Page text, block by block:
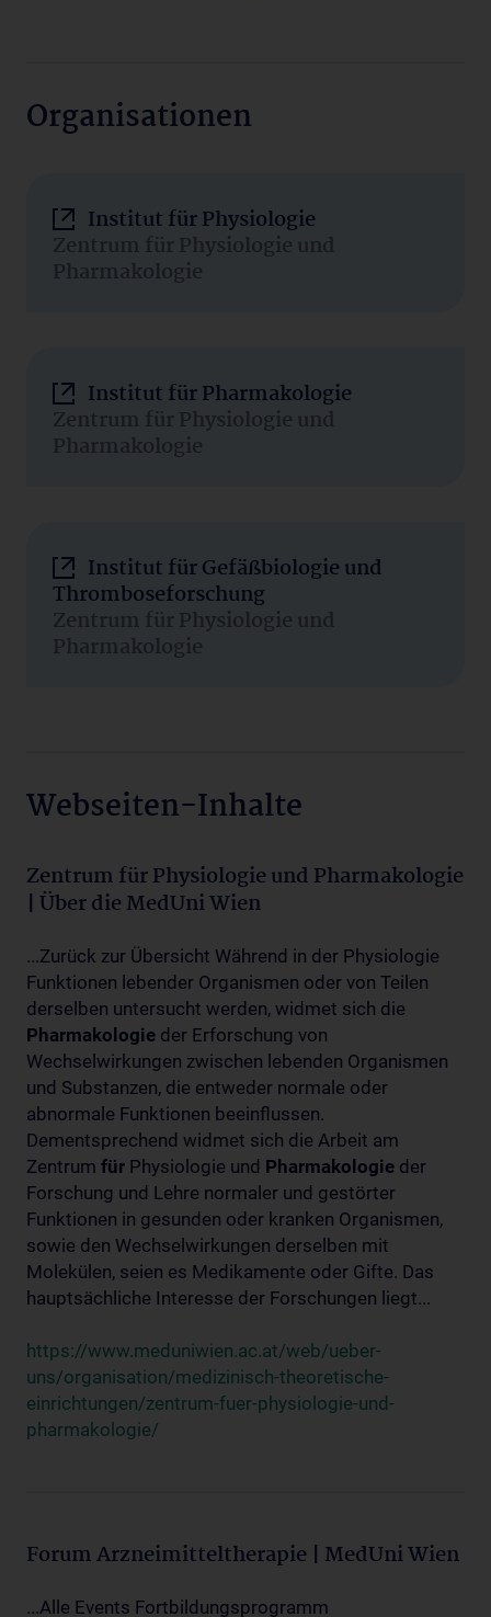
Organisationen
Institut für Physiologie
Zentrum für Physiologie und
Pharmakologie
Institut für Pharmakologie
Zentrum für Physiologie und
Pharmakologie
Institut für Gefäßbiologie und
Thromboseforschung
Zentrum für Physiologie und
Pharmakologie
Webseiten-Inhalte
Zentrum für Physiologie und Pharmakologie
| Über die MedUni Wien
...Zurück zur Übersicht Während in der Physiologie
Funktionen lebender Organismen oder von Teilen
derselben untersucht werden, widmet sich die
Pharmakologie der Erforschung von
Wechselwirkungen zwischen lebenden Organismen
und Substanzen, die entweder normale oder
abnormale Funktionen beeinflussen.
Dementsprechend widmet sich die Arbeit am
Zentrum für Physiologie und Pharmakologie der
Forschung und Lehre normaler und gestörter
Funktionen in gesunden oder kranken Organismen,
sowie den Wechselwirkungen derselben mit
Molekülen, seien es Medikamente oder Gifte. Das
hauptsächliche Interesse der Forschungen liegt...
https://www.meduniwien.ac.at/web/ueber-
uns/organisation/medizinisch-theoretische-
einrichtungen/zentrum-fuer-physiologie-und-
pharmakologie/
Forum Arzneimitteltherapie | MedUni Wien
...Alle Events Fortbildungsprogramm